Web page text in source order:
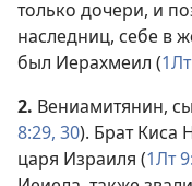
только дочери, и
наследниц, себе в
был Иерахмеил (
2. Вениамитянин,
8:29, 30). Брат Киса
царя Израиля (1Лт